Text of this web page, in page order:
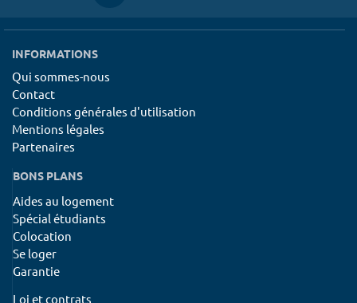
INFORMATIONS
Qui sommes-nous
Contact
Conditions générales d'utilisation
Mentions légales
Partenaires
BONS PLANS
Aides au logement
Spécial étudiants
Colocation
Se loger
Garantie
Loi et contrats